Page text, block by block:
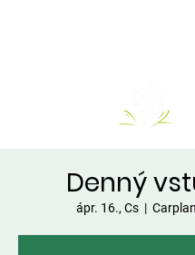
Denný
ápr. 16., Cs
  |